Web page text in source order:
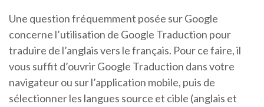
Une question fréquemment posée sur Google
concerne l’utilisation de Google Traduction pour
traduire de l’anglais vers le français. Pour ce faire, il
vous suffit d’ouvrir Google Traduction dans votre
navigateur ou sur l’application mobile, puis de
sélectionner les langues source et cible (anglais et